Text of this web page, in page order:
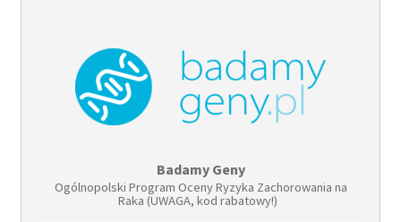
Badamy Geny
Ogólnopolski Program Oceny Ryzyka Zachorowania na
Raka (UWAGA, kod rabatowy!)